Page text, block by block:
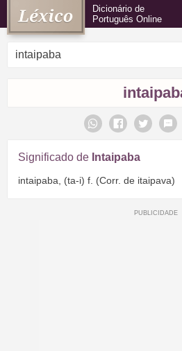
Dicionário de
Português Online
Significado de Intaipaba
intaipaba, (ta-i) f. (Corr. de itaipava)